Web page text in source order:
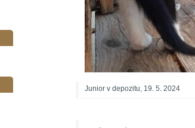
Junior v depozitu, 19. 5. 2024